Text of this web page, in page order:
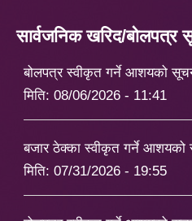
सार्वजनिक खरिद/बोलपत्र
बोलपत्र स्वीकृत गर्ने आशयको
मिति: 08/06/2026 - 11:41
बजार ठेक्का स्वीकृत गर्ने आशयको
मिति: 07/31/2026 - 19:55